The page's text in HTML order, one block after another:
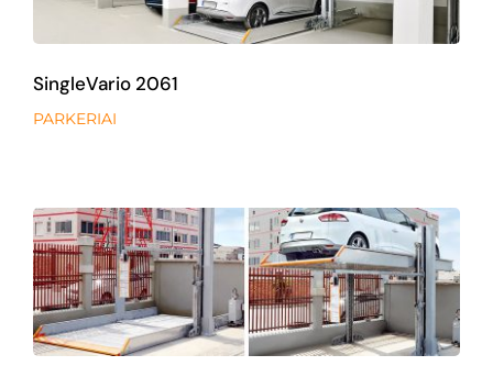
SingleVario 2061
PARKERIAI
SingleVario 2061 Outdoor
PARKERIAI